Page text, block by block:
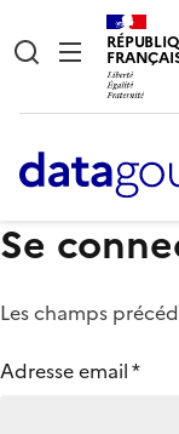
Se
Les champs
Adresse email*